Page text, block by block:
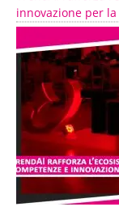
innovazione per